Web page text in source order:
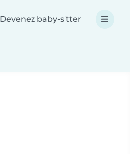
Devenez baby-sitter